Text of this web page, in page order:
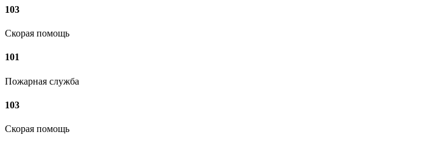
103
Скорая помощь
101
Пожарная служба
103
Скорая помощь